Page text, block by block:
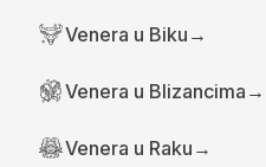
Venera u Biku →
Venera u Blizancima →
Venera u Raku →